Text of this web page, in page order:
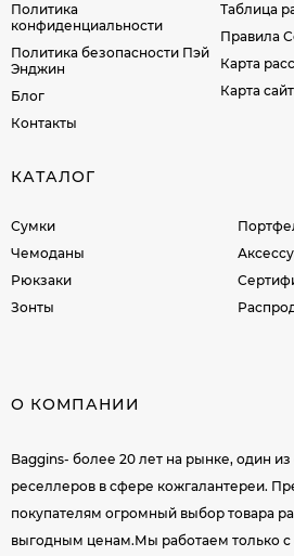
Политика
конфиденциальности
Политика безопасности Пэй
Энджин
Блог
Контакты
Таблица
Правила
Карта
Карта
КАТАЛОГ
Сумки
Чемоданы
Рюкзаки
Зонты
О КОМПАНИИ
Baggins- более 20 лет на рынке, один
реселлеров в сфере кожгалантереи.
покупателям огромный выбор товара
выгодным ценам.Мы работаем только